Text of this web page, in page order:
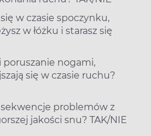
w czasie spoczynku,
w łóżku i starasz się
poruszanie nogami,
się w czasie ruchu?
problemów z
jakości snu? TAK/NIE